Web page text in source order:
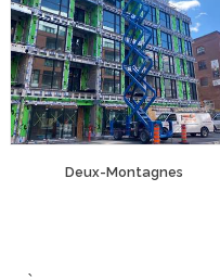
Deux-Montagnes